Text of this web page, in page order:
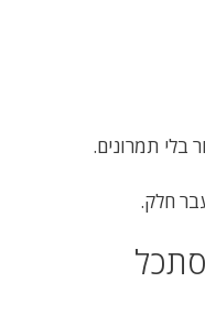
בלי תמרונים.
חלק.